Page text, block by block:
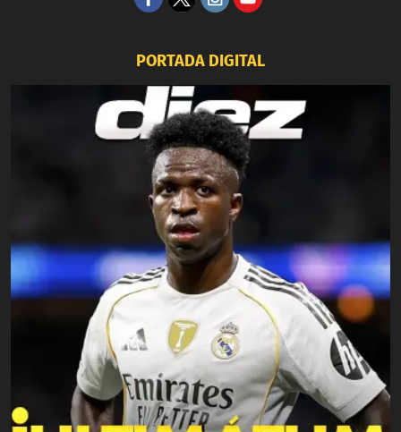
PORTADA DIGITAL